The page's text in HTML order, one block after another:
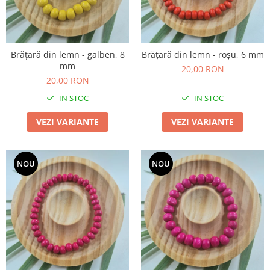
Brățară din lemn - galben, 8
mm
20,00 RON
IN STOC
VEZI VARIANTE
Brățară din lemn - roșu, 6 mm
20,00 RON
IN STOC
VEZI VARIANTE
NOU NOU